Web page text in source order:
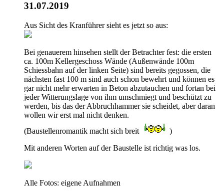
31.07.2019
Aus Sicht des Kranführer sieht es jetzt so aus:
Bei genauerem hinsehen stellt der Betrachter fest: die ersten
ca. 100m Kellergeschoss Wände (Außenwände 100m
Schiessbahn auf der linken Seite) sind bereits gegossen, die
nächsten fast 100 m sind auch schon bewehrt und können es
gar nicht mehr erwarten in Beton abzutauchen und fortan bei
jeder Witterungslage von ihm umschmiegt und beschützt zu
werden, bis das der Abbruchhammer sie scheidet, aber daran
wollen wir erst mal nicht denken.
(Baustellenromantik macht sich breit
)
Mit anderen Worten auf der Baustelle ist richtig was los.
Alle Fotos: eigene Aufnahmen